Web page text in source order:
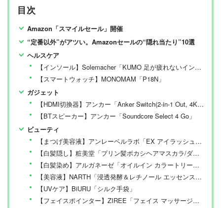
目次
Amazon「スマイルセール」開催
“定番以外”がアツい。Amazonセールの“隠れ当たり”10選
ヘルスケア
【インソール】Solemacher「KUMO 足が疲れないインソール」
【スマートウォッチ】MONOMAM「P18N」
ガジェット
【HDMI切換器】アンカー「Anker Switch(2-in-1 Out, 4K)」
【BTスピーカー】アンカー「Soundcore Select 4 Go」
ビューティ
【まつげ美容液】アンレーベルラボ「EX アイラッシュセラム」
【白髪隠し】粧美堂「プリン髪ボカシヘアマスカラ/ダークブラウン」
【白髪染め】アルガネーゼ「オイルイン カラートリートメント/ダークブラウン」
【美容液】NARTH「浸透発酵＆レチノール エッセンスセラム」
【UVケア】BiURU「シルク手袋」
【フェイスポインター】ZIREE「フェイス マッサージ棒」